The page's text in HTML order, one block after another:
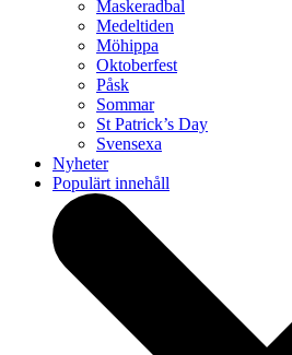
Maskeradbal
Medeltiden
Möhippa
Oktoberfest
Påsk
Sommar
St Patrick’s Day
Svensexa
Nyheter
Populärt innehåll